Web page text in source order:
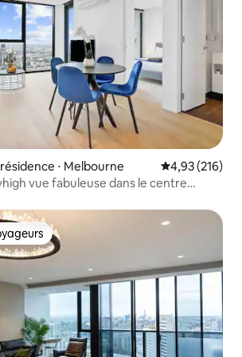
⋅ Melbourne Évaluation
4,93 (216)
vue fabuleuse dans le centre